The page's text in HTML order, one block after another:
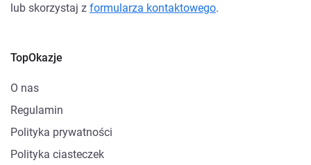
lub skorzystaj z formularza kontaktowego.
TopOkazje
O nas
Regulamin
Polityka prywatności
Polityka ciasteczek